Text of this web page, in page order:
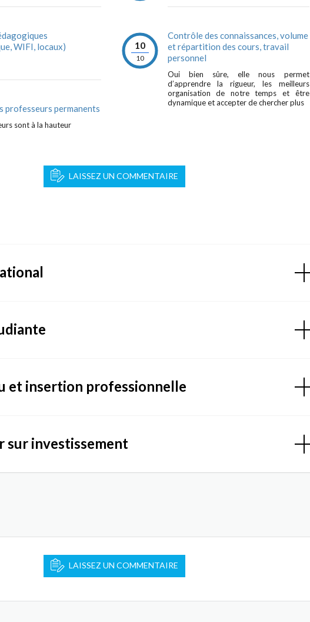
WIFI, locaux)
professeurs permanents
sont à la hauteur
10
10
Contrôle des connaissances, volume
et répartition des cours, travail
personnel
Oui bien sûre, elle nous permet
d’apprendre la rigueur, les meilleurs
organisation de notre temps et être
dynamique et accepter de chercher plus
LAISSEZ UN COMMENTAIRE
et insertion professionnelle
sur investissement
LAISSEZ UN COMMENTAIRE